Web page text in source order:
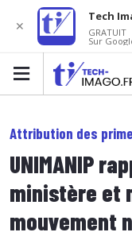
Attribution des
UNIMANIP
ministère et
mouvement
✕
Tech
GRATUIT
Sur